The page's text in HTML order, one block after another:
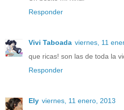
Responder
Vivi Taboada viernes, 11
que ricas! son las de toda la
Responder
Ely viernes, 11 enero, 2013